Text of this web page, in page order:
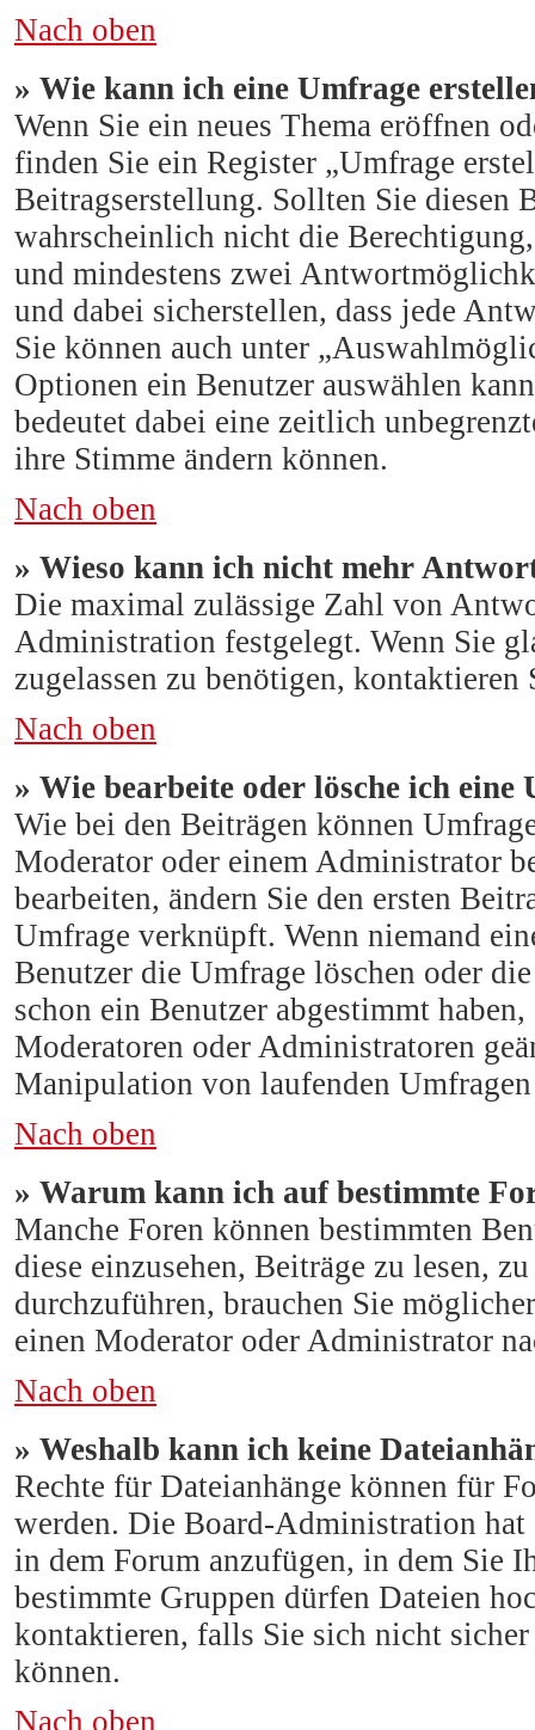
Nach oben
» Wie kann ich eine Umfrage
Wenn Sie ein neues Thema eröffnen
finden Sie ein Register „Umfrage
Beitragserstellung. Sollten Sie diesen
wahrscheinlich nicht die
und mindestens zwei
und dabei sicherstellen, dass jede
Sie können auch unter
Optionen ein Benutzer auswählen
bedeutet dabei eine zeitlich
ihre Stimme ändern können.
Nach oben
» Wieso kann ich nicht mehr
Die maximal zulässige Zahl von
Administration festgelegt. Wenn Sie
zugelassen zu benötigen,
Nach oben
» Wie bearbeite oder lösche ich eine
Wie bei den Beiträgen können
Moderator oder einem Administrator
bearbeiten, ändern Sie den ersten
Umfrage verknüpft. Wenn niemand
Benutzer die Umfrage löschen oder
schon ein Benutzer abgestimmt
Moderatoren oder Administratoren
Manipulation von laufenden
Nach oben
» Warum kann ich auf bestimmte
Manche Foren können bestimmten
diese einzusehen, Beiträge zu lesen,
durchzuführen, brauchen Sie
einen Moderator oder Administrator
Nach oben
» Weshalb kann ich keine
Rechte für Dateianhänge können für
werden. Die Board-Administration
in dem Forum anzufügen, in dem Sie
bestimmte Gruppen dürfen Dateien
kontaktieren, falls Sie sich nicht
können.
Nach oben